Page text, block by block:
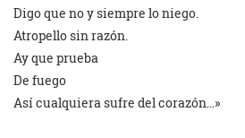
Digo que no y siempre lo niego.
Atropello sin razón.
Ay que prueba
De fuego
Así cualquiera sufre del corazón…»